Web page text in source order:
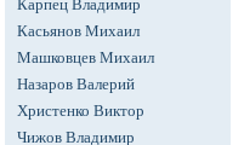
Карпец Владимир
Касьянов Михаил
Машковцев Михаил
Назаров Валерий
Христенко Виктор
Чижов Владимир